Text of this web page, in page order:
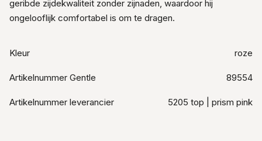
geribde zijdekwaliteit zonder zijnaden, waardoor hij
ongelooflijk comfortabel is om te dragen.
Kleur roze
Artikelnummer Gentle 89554
Artikelnummer leverancier 5205 top | prism pink